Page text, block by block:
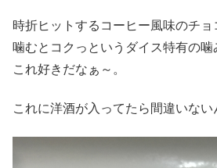
時折ヒットするコーヒー風味のチョ
噛むとコクっというダイス特有の噛
これ好きだなぁ～。
これに洋酒が入ってたら間違いない